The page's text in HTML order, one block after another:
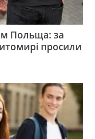
Польща: за
просили